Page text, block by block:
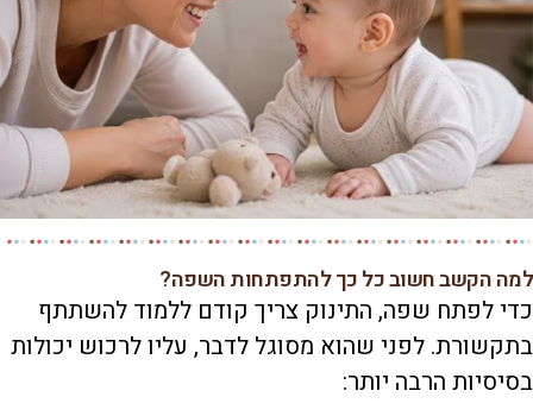
למה הקשב חשוב כל כך להתפתחות השפה?
כדי לפתח שפה, התינוק צריך קודם ללמוד להשתתף
בתקשורת. לפני שהוא מסוגל לדבר, עליו לרכוש יכולות
בסיסיות הרבה יותר: